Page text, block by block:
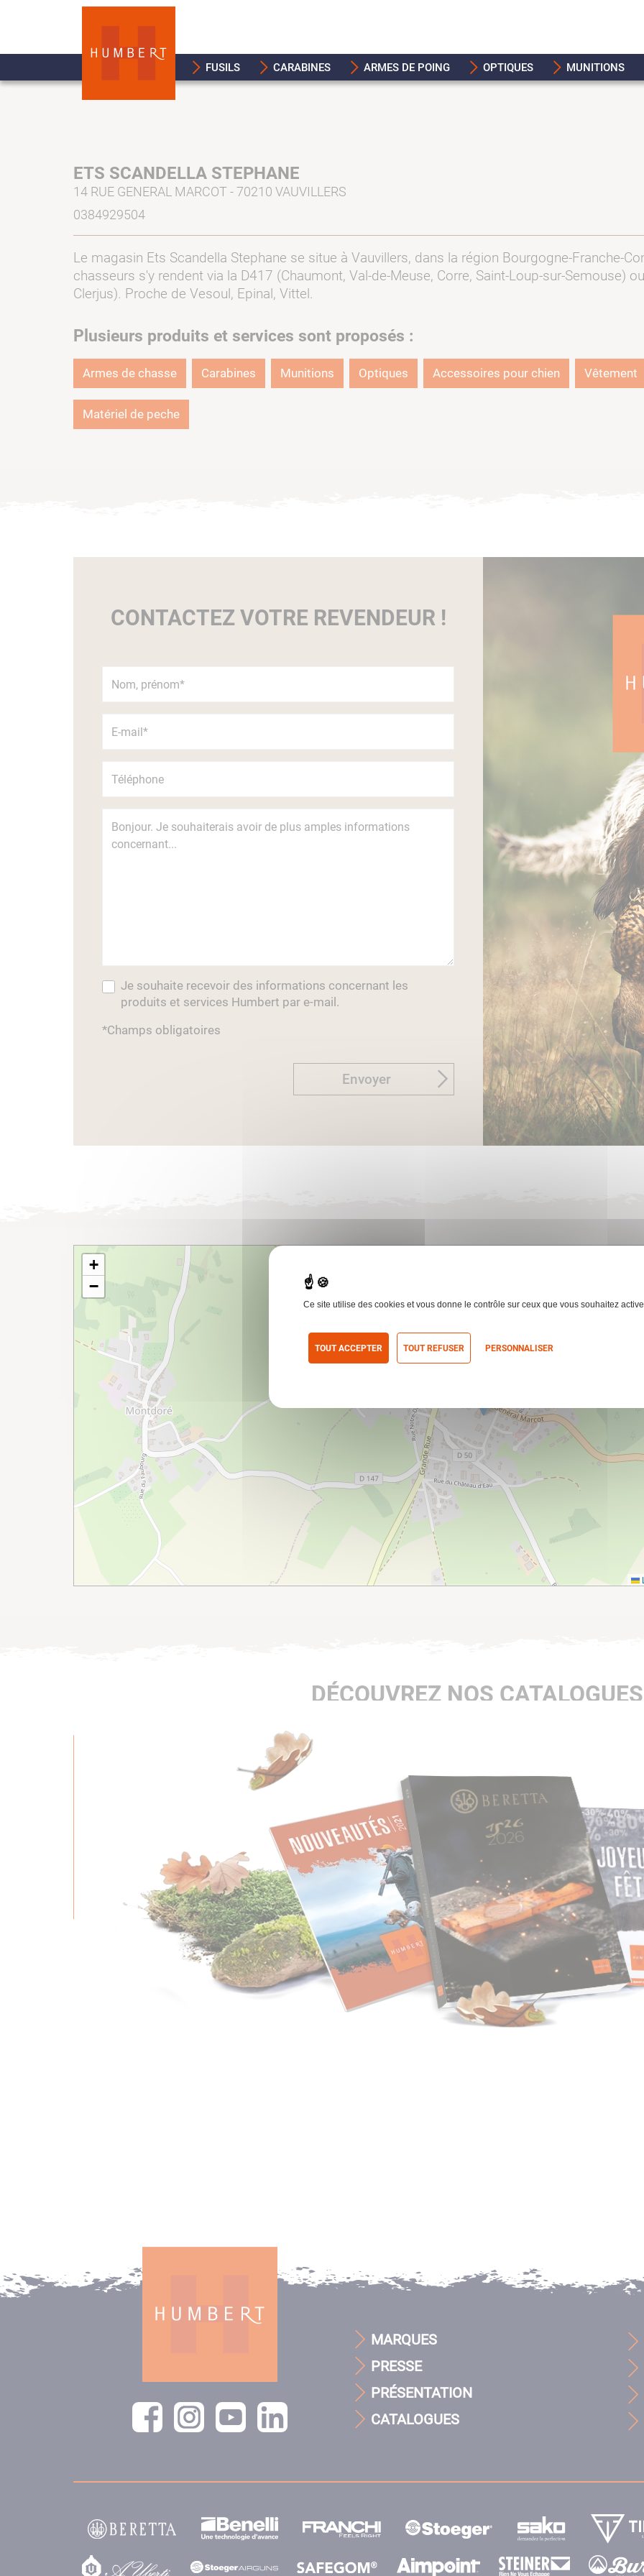
FUSILS CARABINES ARMES DE POING OPTIQUES MUNITIONS
ETS SCANDELLA STEPHANE
14 RUE GENERAL MARCOT - 70210 VAUVILLERS
0384929504
Le magasin Ets Scandella Stephane se situe à Vauvillers, dans la région Bourgogne-Franche-
chasseurs s'y rendent via la D417 (Chaumont, Val-de-Meuse, Corre, Saint-Loup-sur-Semouse)
Clerjus). Proche de Vesoul, Epinal, Vittel.
Plusieurs produits et services sont proposés :
Armes de chasse Carabines Munitions Optiques Accessoires pour chien Vêtement
Matériel de peche
CONTACTEZ VOTRE REVENDEUR !
Je souhaite recevoir des informations concernant les
produits et services Humbert par e-mail.
*Champs obligatoires
Envoyer
+
−
DÉCOUVREZ NOS
MARQUES
PRESSE
PRÉSENTATION
CATALOGUES
Ce site utilise des cookies et vous donne le contrôle sur ceux que vous souhaitez
TOUT ACCEPTER TOUT REFUSER PERSONNALISER